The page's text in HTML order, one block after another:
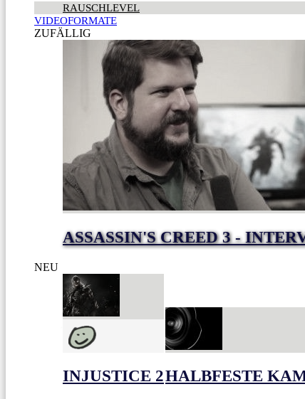
RAUSCHLEVEL
VIDEOFORMATE
ZUFÄLLIG
ASSASSIN'S CREED 3 -
NEU
INJUSTICE 2HALBFESTE